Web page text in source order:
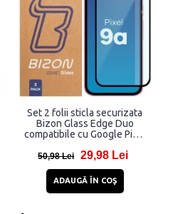
Set 2 folii sticla securizata
Bizon Glass Edge Duo
compatibile cu Google Pixel
50,98 Lei 29,98 Lei
ADAUGĂ ÎN COŞ